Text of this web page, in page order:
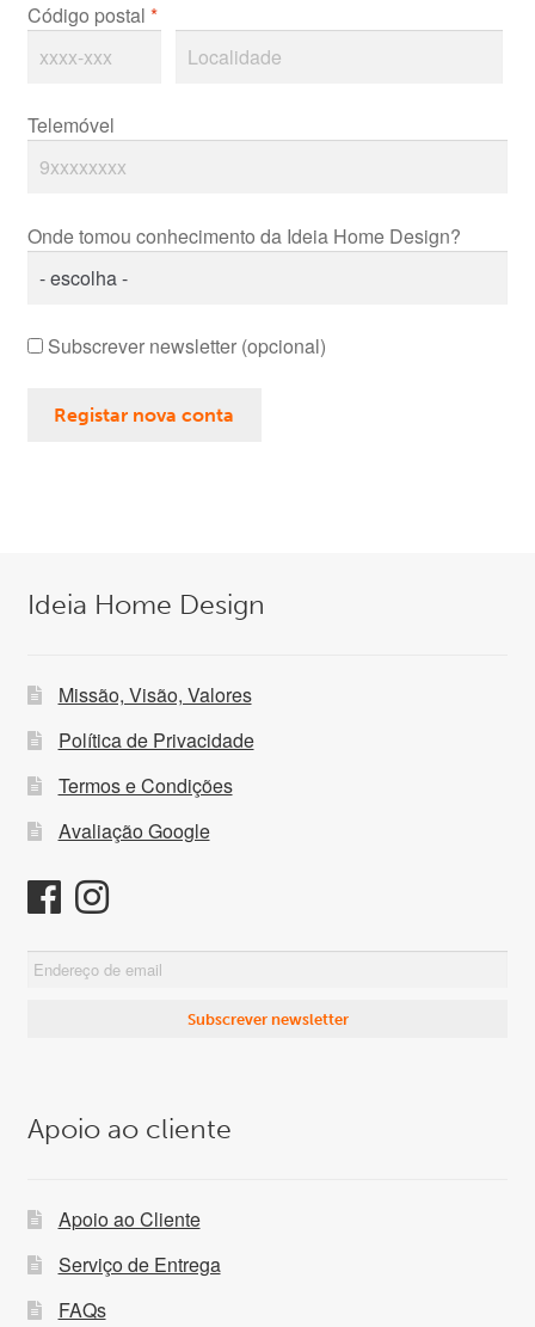
Código postal *
Telemóvel
Onde tomou conhecimento da Ideia Home Design?
Subscrever newsletter (opcional)
Registar nova conta
Ideia Home Design
Missão, Visão, Valores
Política de Privacidade
Termos e Condições
Avaliação Google
Apoio ao cliente
Apoio ao Cliente
Serviço de Entrega
FAQs